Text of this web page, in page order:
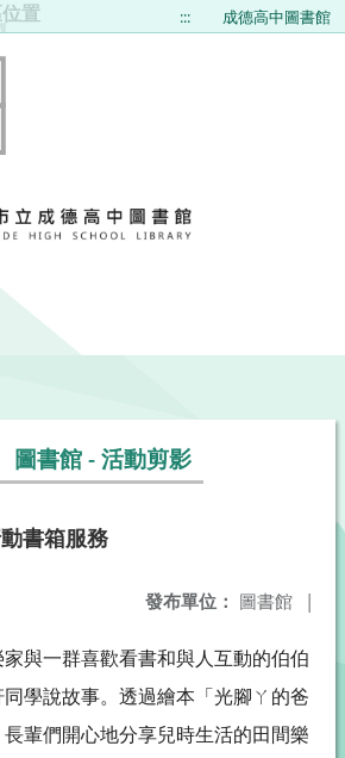
置 ::: 成德高中圖書館
圖書館 - 活動剪影
書箱服務
發布單位： 圖書館 |
與一群喜歡看書和與人互動的伯伯
學說故事。透過繪本「光腳ㄚ的爸
輩們開心地分享兒時生活的田間樂